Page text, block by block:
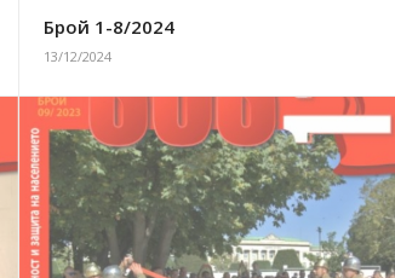
Брой 1-8/2024
13/12/2024